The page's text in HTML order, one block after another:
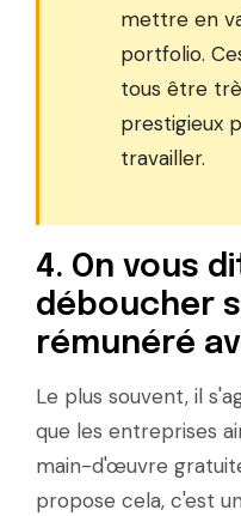
mettre en
portfolio.
tous être
prestigieux
travailler.
4. On vous
déboucher
rémunéré
Le plus souvent, il
que les entreprises
main-d'œuvre
propose cela, c'est